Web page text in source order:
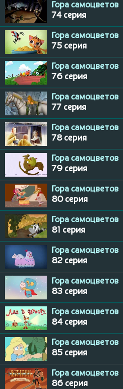
Гора самоцветов
74 серия
Гора самоцветов
75 серия
Гора самоцветов
76 серия
Гора самоцветов
77 серия
Гора самоцветов
78 серия
Гора самоцветов
79 серия
Гора самоцветов
80 серия
Гора самоцветов
81 серия
Гора самоцветов
82 серия
Гора самоцветов
83 серия
Гора самоцветов
84 серия
Гора самоцветов
85 серия
Гора самоцветов
86 серия